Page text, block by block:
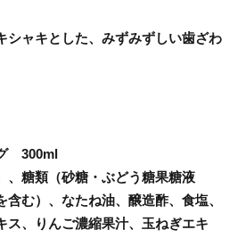
シャキとした、みずみずしい歯ざわ
300ml
、糖類（砂糖・ぶどう糖果糖液
む）、なたね油、醸造酢、食塩、
ス、りんご濃縮果汁、玉ねぎエキ